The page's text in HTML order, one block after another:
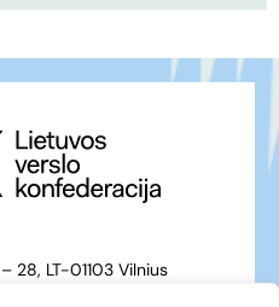
28, LT-01103 Vilnius